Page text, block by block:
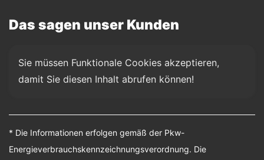
Das sagen unser Kunden
Sie müssen Funktionale Cookies akzeptieren,
damit Sie diesen Inhalt abrufen können!
* Die Informationen erfolgen gemäß der Pkw-
Energieverbrauchskennzeichnungsverordnung. Die